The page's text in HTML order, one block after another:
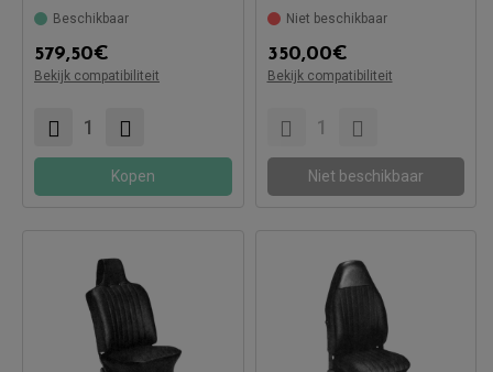
Beschikbaar
579,50€
Bekijk compatibiliteit
Kopen
Niet beschikbaar
350,00€
Bekijk compatibiliteit
Niet beschikbaar